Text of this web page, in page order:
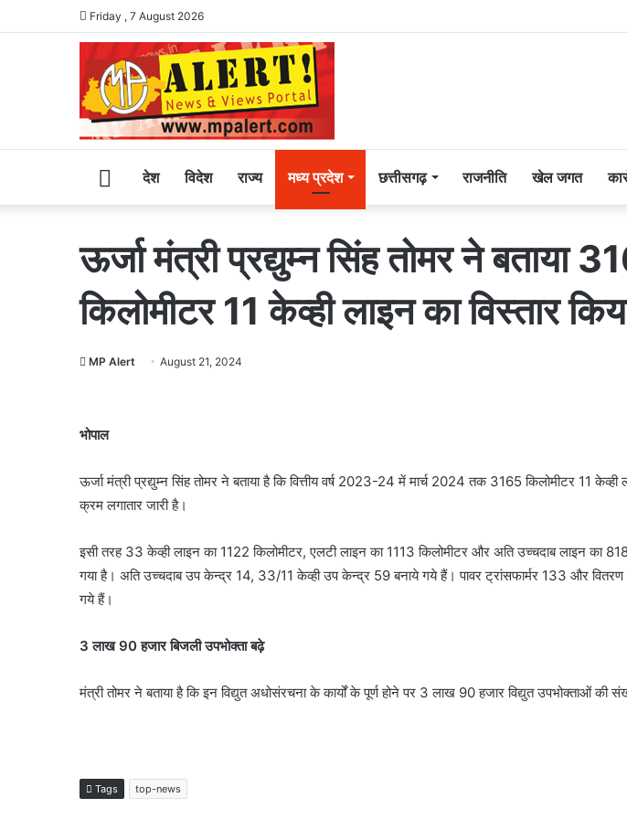
Friday , 7 August 2026
Homeदेश विदेश राज्य मध्य प्रदेश छत्तीसगढ़ राजनीति खेल जगत
ऊर्जा मंत्री प्रद्युम्न सिंह तोमर ने बताया
किलोमीटर 11 केव्ही लाइन का विस्तार
MP Alert August 21, 2024
भोपाल
ऊर्जा मंत्री प्रद्युम्न सिंह तोमर ने बताया है कि वित्तीय वर्ष 2023-24 में मार्च 2024 तक 3165 किलोमीटर 11 केव्ही
क्रम लगातार जारी है।
इसी तरह 33 केव्ही लाइन का 1122 किलोमीटर, एलटी लाइन का 1113 किलोमीटर और अति उच्चदाब लाइन का 818
गया है। अति उच्चदाब उप केन्द्र 14, 33/11 केव्ही उप केन्द्र 59 बनाये गये हैं। पावर ट्रांसफार्मर 133 और वितरण
गये हैं।
3 लाख 90 हजार बिजली उपभोक्ता बढ़े
मंत्री तोमर ने बताया है कि इन विद्युत अधोसंरचना के कार्यों के पूर्ण होने पर 3 लाख 90 हजार विद्युत उपभोक्ताओं की
Tags top-news